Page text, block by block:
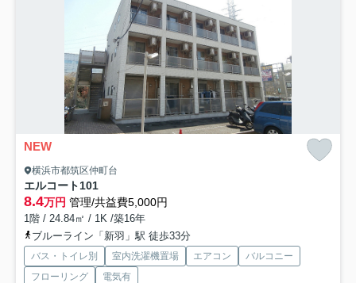
NEW
横浜市都筑区仲町台
エルコート101
8.4万円 管理/共益費5,000円
1階 / 24.84㎡ / 1K /築16年
ブルーライン「新羽」駅 徒歩33分
バス・トイレ別 室内洗濯機置場 エアコン
バルコニー
フローリング
電気有